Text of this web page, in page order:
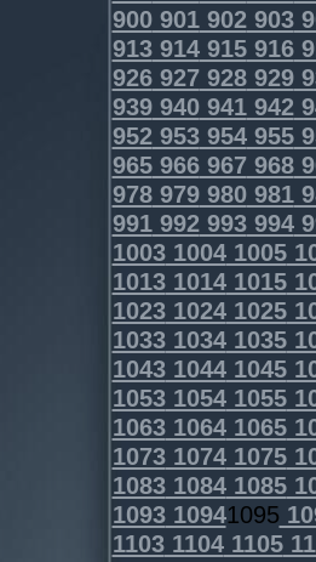
900901902903
913914915916
926927928929
939940941942
952953954955
965966967968
978979980981
991992993994
100310041005
101310141015
102310241025
103310341035
104310441045
105310541055
106310641065
107310741075
108310841085
109310941095
110311041105